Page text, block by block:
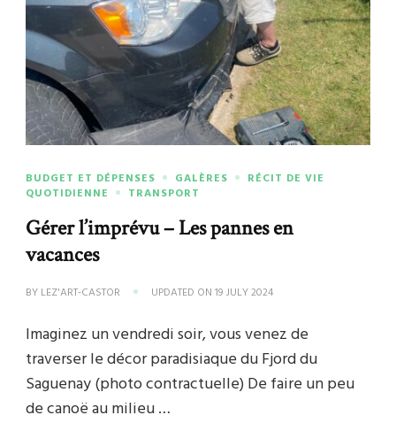
BUDGET ET DÉPENSES GALÈRES
RÉCIT DE VIE
QUOTIDIENNE
TRANSPORT
Gérer l’imprévu – Les pannes en
vacances
BY LEZ'ART-CASTOR UPDATED ON 19 JULY 2024
Imaginez un vendredi soir, vous venez de
traverser le décor paradisiaque du Fjord du
Saguenay (photo contractuelle) De faire un peu
de canoë au milieu …